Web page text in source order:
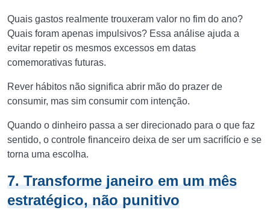
Quais gastos realmente trouxeram valor no fim do ano?
Quais foram apenas impulsivos? Essa análise ajuda a
evitar repetir os mesmos excessos em datas
comemorativas futuras.
Rever hábitos não significa abrir mão do prazer de
consumir, mas sim consumir com intenção.
Quando o dinheiro passa a ser direcionado para o que faz
sentido, o controle financeiro deixa de ser um sacrifício e se
torna uma escolha.
7. Transforme janeiro em um mês
estratégico, não punitivo